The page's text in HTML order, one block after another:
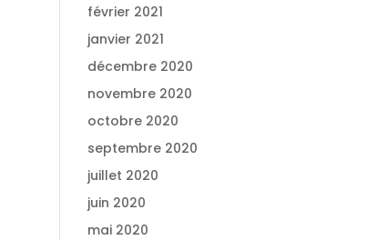
février 2021
janvier 2021
décembre 2020
novembre 2020
octobre 2020
septembre 2020
juillet 2020
juin 2020
mai 2020